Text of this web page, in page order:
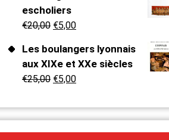
escholiers
€20,00 €5,00
Les boulangers lyonnais
aux XIXe et XXe siècles
€25,00 €5,00